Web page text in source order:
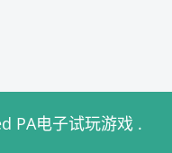
PA电子试玩游戏.